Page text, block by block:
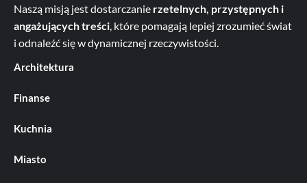
Naszą misją jest dostarczanie rzetelnych, przystępnych i
angażujących treści, które pomagają lepiej zrozumieć świat
i odnaleźć się w dynamicznej rzeczywistości.
Architektura
Finanse
Kuchnia
Miasto